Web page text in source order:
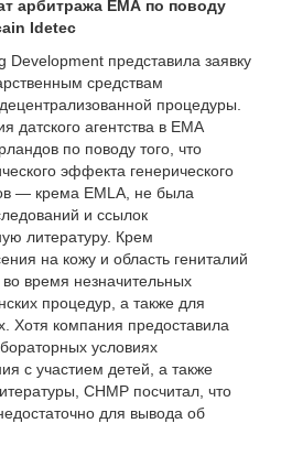
арбитража ЕМА по поводу
Idetec
представила заявку
средствам
процедуры.
датского агентства в ЕМА
по поводу того, что
эффекта генерического
— крема EMLA, не была
и ссылок
литературу. Крем
на кожу и область гениталий
время незначительных
процедур, а также для
Хотя компания предоставила
условиях
с участием детей, а также
CHMP посчитал, что
для вывода об